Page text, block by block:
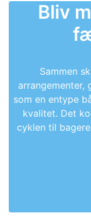
Bliv
Sammen
arrangementer,
som en entype
kvalitet. Det
cyklen til